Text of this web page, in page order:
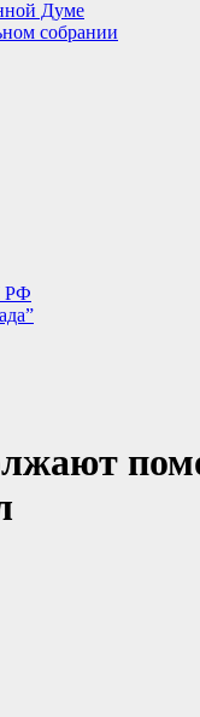
Думе
собрании
РФ